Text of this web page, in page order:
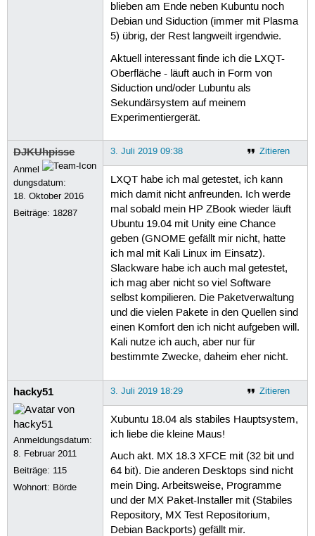
blieben am Ende neben Kubuntu noch
Debian und Siduction (immer mit Plasma
5) übrig, der Rest langweilt irgendwie.
Aktuell interessant finde ich die LXQT-
Oberfläche - läuft auch in Form von
Siduction und/oder Lubuntu als
Sekundärsystem auf meinem
Experimentiergerät.
DJKUhpisse
Anmel
dungsdatum:
18. Oktober 2016
Beiträge: 18287
Zitieren
3. Juli 2019 09:38
LXQT habe ich mal getestet, ich kann
mich damit nicht anfreunden. Ich werde
mal sobald mein HP ZBook wieder läuft
Ubuntu 19.04 mit Unity eine Chance
geben (GNOME gefällt mir nicht, hatte
ich mal mit Kali Linux im Einsatz).
Slackware habe ich auch mal getestet,
ich mag aber nicht so viel Software
selbst kompilieren. Die Paketverwaltung
und die vielen Pakete in den Quellen sind
einen Komfort den ich nicht aufgeben will.
Kali nutze ich auch, aber nur für
bestimmte Zwecke, daheim eher nicht.
hacky51
Anmeldungsdatum:
8. Februar 2011
Beiträge: 115
Wohnort: Börde
Zitieren
3. Juli 2019 18:29
Xubuntu 18.04 als stabiles Hauptsystem,
ich liebe die kleine Maus!
Auch akt. MX 18.3 XFCE mit (32 bit und
64 bit). Die anderen Desktops sind nicht
mein Ding. Arbeitsweise, Programme
und der MX Paket-Installer mit (Stabiles
Repository, MX Test Repositorium,
Debian Backports) gefällt mir.